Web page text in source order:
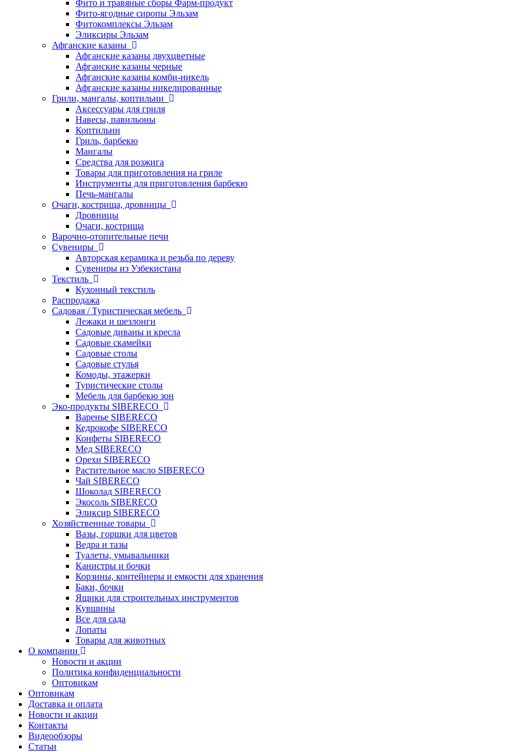
Фито и травяные сборы Фарм-продукт
Фито-ягодные сиропы Эльзам
Фитокомплексы Эльзам
Эликсиры Эльзам
Афганские казаны
Афганские казаны двухцветные
Афганские казаны черные
Афганские казаны комби-никель
Афганские казаны никелированные
Грили, мангалы, коптильни
Аксессуары для гриля
Навесы, павильоны
Коптильни
Гриль, барбекю
Мангалы
Средства для розжига
Товары для приготовления на гриле
Инструменты для приготовления барбекю
Печь-мангалы
Очаги, кострища, дровницы
Дровницы
Очаги, кострища
Варочно-отопительные печи
Сувениры
Авторская керамика и резьба по дереву
Сувениры из Узбекистана
Текстиль
Кухонный текстиль
Распродажа
Садовая / Туристическая мебель
Лежаки и шезлонги
Садовые диваны и кресла
Садовые скамейки
Садовые столы
Садовые стулья
Комоды, этажерки
Туристические столы
Мебель для барбекю зон
Эко-продукты SIBERECO
Варенье SIBERECO
Кедрокофе SIBERECO
Конфеты SIBERECO
Мед SIBERECO
Орехи SIBERECO
Растительное масло SIBERECO
Чай SIBERECO
Шоколад SIBERECO
Экосоль SIBERECO
Эликсир SIBERECO
Хозяйственные товары
Вазы, горшки для цветов
Ведра и тазы
Туалеты, умывальники
Канистры и бочки
Корзины, контейнеры и емкости для хранения
Баки, бочки
Ящики для строительных инструментов
Кувшины
Все для сада
Лопаты
Товары для животных
О компании
Новости и акции
Политика конфиденциальности
Оптовикам
Оптовикам
Доставка и оплата
Новости и акции
Контакты
Видеообзоры
Статьи